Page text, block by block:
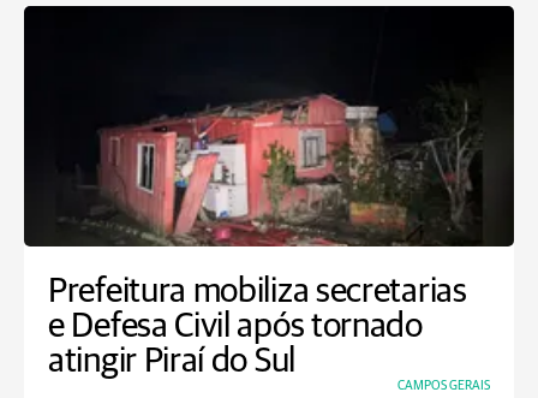
Prefeitura mobiliza secretarias
e Defesa Civil após tornado
atingir Piraí do Sul
CAMPOS GERAIS